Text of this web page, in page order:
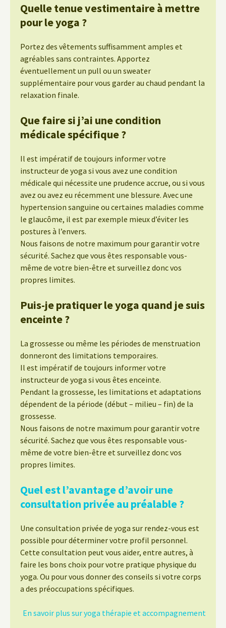
Quelle tenue vestimentaire à mettre
pour le yoga ?
Portez des vêtements suffisamment amples et
agréables sans contraintes. Apportez
éventuellement un pull ou un sweater
supplémentaire pour vous garder au chaud pendant la
relaxation finale.
Que faire si j’ai une condition
médicale spécifique ?
Il est impératif de toujours informer votre
instructeur de yoga si vous avez une condition
médicale qui nécessite une prudence accrue, ou si vous
avez ou avez eu récemment une blessure. Avec une
hypertension sanguine ou certaines maladies comme
le glaucôme, il est par exemple mieux d’éviter les
postures à l’envers.
Nous faisons de notre maximum pour garantir votre
sécurité. Sachez que vous êtes responsable vous-
même de votre bien-être et surveillez donc vos
propres limites.
Puis-je pratiquer le yoga quand je suis
enceinte ?
La grossesse ou même les périodes de menstruation
donneront des limitations temporaires.
Il est impératif de toujours informer votre
instructeur de yoga si vous êtes enceinte.
Pendant la grossesse, les limitations et adaptations
dépendent de la période (début – milieu – fin) de la
grossesse.
Nous faisons de notre maximum pour garantir votre
sécurité. Sachez que vous êtes responsable vous-
même de votre bien-être et surveillez donc vos
propres limites.
Quel est l’avantage d’avoir une
consultation privée au préalable ?
Une consultation privée de yoga sur rendez-vous est
possible pour déterminer votre profil personnel.
Cette consultation peut vous aider, entre autres, à
faire les bons choix pour votre pratique physique du
yoga. Ou pour vous donner des conseils si votre corps
a des préoccupations spécifiques.
En savoir plus sur yoga thérapie et accompagnement